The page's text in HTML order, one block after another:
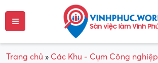
Trang chủ » Các Khu - Cụm Công nghiệp